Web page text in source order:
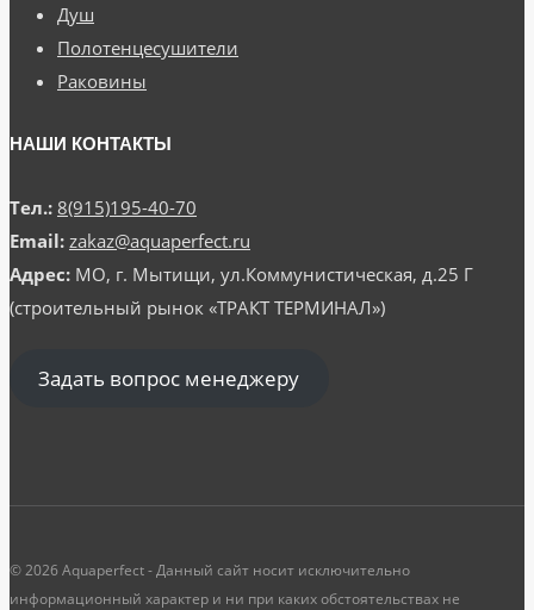
Душ
Полотенцесушители
Раковины
НАШИ КОНТАКТЫ
Тел.: 8(915)195-40-70
Email: zakaz@aquaperfect.ru
Адрес: МО, г. Мытищи, ул.Коммунистическая, д.25 Г
(строительный рынок «ТРАКТ ТЕРМИНАЛ»)
Задать вопрос менеджеру
© 2026 Aquaperfect - Данный сайт носит исключительно
информационный характер и ни при каких обстоятельствах не